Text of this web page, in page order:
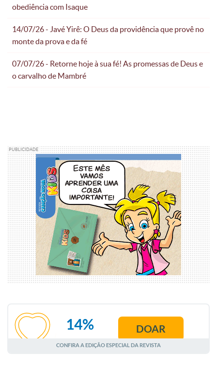
obediência com Isaque
14/07/26 - Javé Yirê: O Deus da providência que provê no
monte da prova e da fé
07/07/26 - Retorne hoje à sua fé! As promessas de Deus e
o carvalho de Mambré
PUBLICIDADE
AGOSTO
14% DOAR
CONFIRA A EDIÇÃO ESPECIAL DA REVISTA